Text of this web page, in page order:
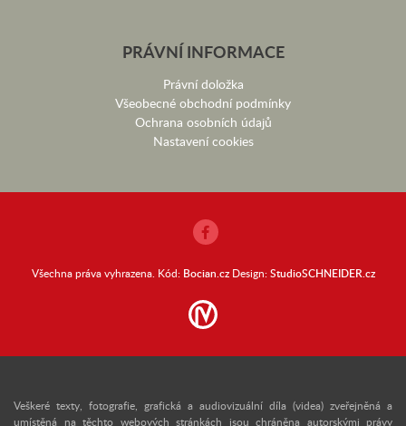
PRÁVNÍ INFORMACE
Právní doložka
Všeobecné obchodní podmínky
Ochrana osobních údajů
Nastavení cookies
Všechna práva vyhrazena. Kód: Bocian.czDesign:StudioSCHNEIDER.cz
Veškeré texty, fotografie, grafická a audiovizuální díla (videa) zveřejněná a
umístěná na těchto webových stránkách jsou chráněna autorskými právy